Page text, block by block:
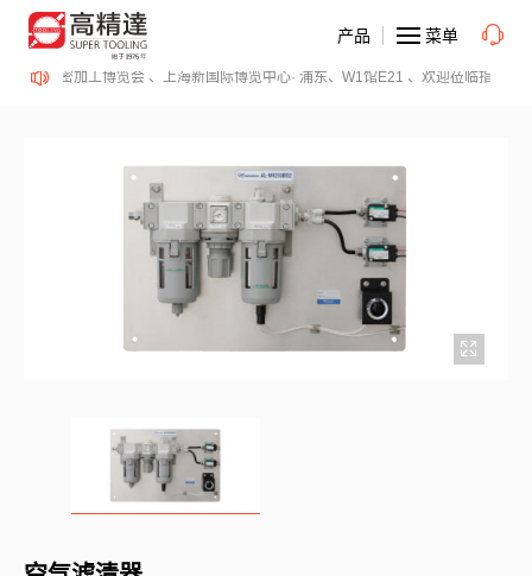
面精密加工博览会 、上海新国际博览中心· 浦东、W1馆E21 、欢迎莅临指导
产品 菜单